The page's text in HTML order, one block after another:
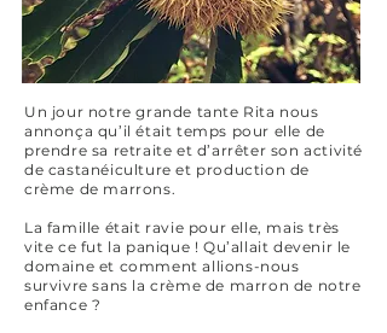
Un jour notre grande tante Rita nous
annonça qu’il était temps pour elle de
prendre sa retraite et d’arrêter son activité
de castanéiculture et production de
crème de marrons.
La famille était ravie pour elle, mais très
vite ce fut la panique ! Qu’allait devenir le
domaine et comment allions-nous
survivre sans la crème de marron de notre
enfance ?